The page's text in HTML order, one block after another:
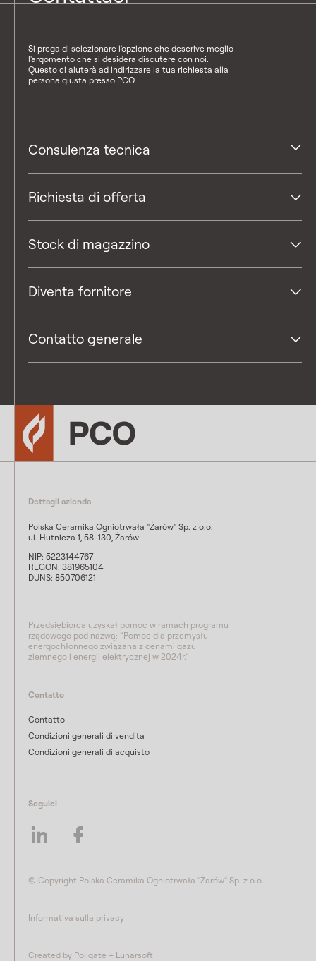
Si prega di selezionare l'opzione che descrive meglio
l'argomento che si desidera discutere con noi.
Questo ci aiuterà ad indirizzare la tua richiesta alla
persona giusta presso PCO.
Consulenza tecnica
Richiesta di offerta
Stock di magazzino
Diventa fornitore
Contatto generale
Dettagli azienda
Polska Ceramika Ogniotrwała "Żarów" Sp. z o.o.
ul. Hutnicza 1, 58-130, Żarów
NIP: 5223144767
REGON: 381965104
DUNS: 850706121
Przedsiębiorca uzyskał pomoc w ramach programu
rządowego pod nazwą: “Pomoc dla przemysłu
energochłonnego związana z cenami gazu
ziemnego i energii elektrycznej w 2024r.”
Contatto
Contatto
Condizioni generali di vendita
Condizioni generali di acquisto
Seguici
© Copyright Polska Ceramika Ogniotrwała "Żarów" Sp. z o.o.
Informativa sulla privacy
Created by Poligate + Lunarsoft